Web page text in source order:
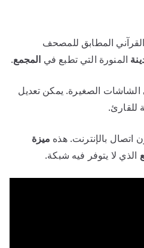
المطابق للمصحف
المنورة التي تطبع في المجمع.
الصغيرة. يمكن تعديل
للقارئ.
اتصال بالإنترنت. هذه ميزة
الذي لا يتوفر فيه شبكة.